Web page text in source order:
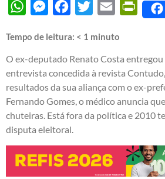
WhatsAppMessengerFacebook
Twitter Email
Tempo de leitura: < 1 minuto
O ex-deputado Renato Costa
entrevista concedida à revista
resultados da sua aliança com o ex-
Fernando Gomes, o médico anuncia
chuteiras. Está fora da política e 2010
disputa eleitoral.